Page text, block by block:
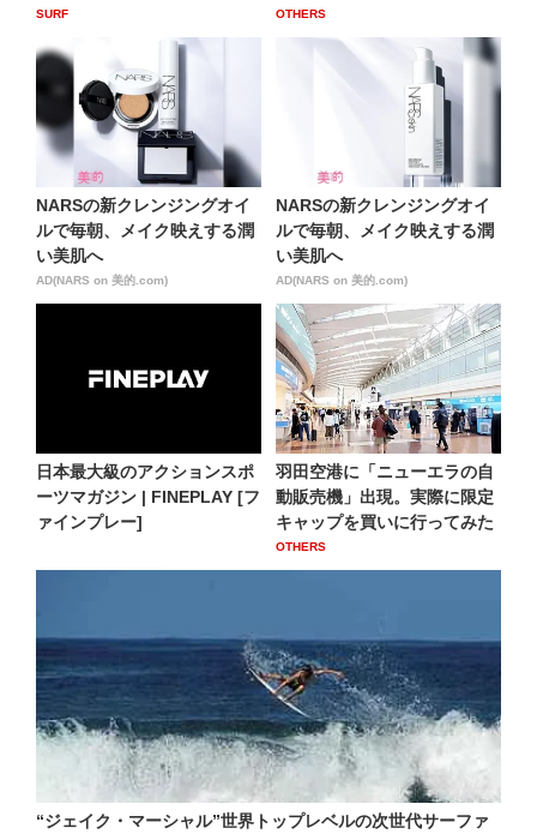
SURF OTHERS
NARSの新クレンジングオイ
ルで毎朝、メイク映えする潤
い美肌へ
AD(NARS on 美的.com)
NARSの新クレンジングオイ
ルで毎朝、メイク映えする潤
い美肌へ
AD(NARS on 美的.com)
日本最大級のアクションスポ
ーツマガジン | FINEPLAY [フ
ァインプレー]
羽田空港に「ニューエラの自
動販売機」出現。実際に限定
キャップを買いに行ってみた
OTHERS
“ジェイク・マーシャル”世界トップレベルの次世代サーファ